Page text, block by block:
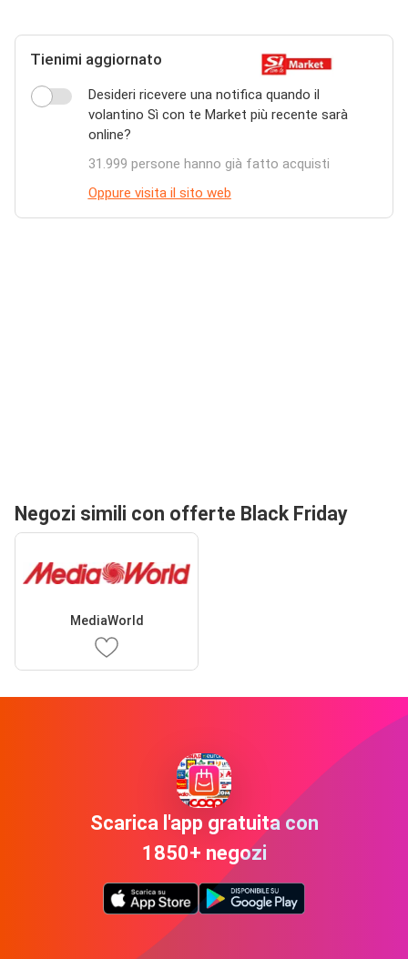
Tienimi aggiornato
Desideri ricevere una notifica quando il
volantino Sì con te Market più recente sarà
online?
31.999 persone hanno già fatto acquisti
Oppure visita il sito web
Negozi simili con offerte Black Friday
MediaWorld
Scarica l'app gratuita con
1850+ negozi